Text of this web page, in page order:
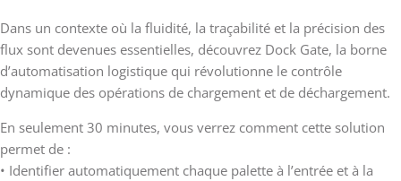
Dans un contexte où la fluidité, la traçabilité et la précision des
flux sont devenues essentielles, découvrez Dock Gate, la borne
d’automatisation logistique qui révolutionne le contrôle
dynamique des opérations de chargement et de déchargement.
En seulement 30 minutes, vous verrez comment cette solution
permet de :
• Identifier automatiquement chaque palette à l’entrée et à la